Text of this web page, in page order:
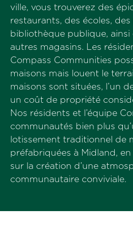
ville, vous trouverez des
restaurants, des écoles,
bibliothèque publique,
autres magasins. Les
Compass Communities
maisons mais louent le
maisons sont situées, l’un
un coût de propriété
Nos résidents et l’équipe
communautés bien plus
lotissement traditionnel de
préfabriquées à Midland,
sur la création d’une
communautaire conviviale.